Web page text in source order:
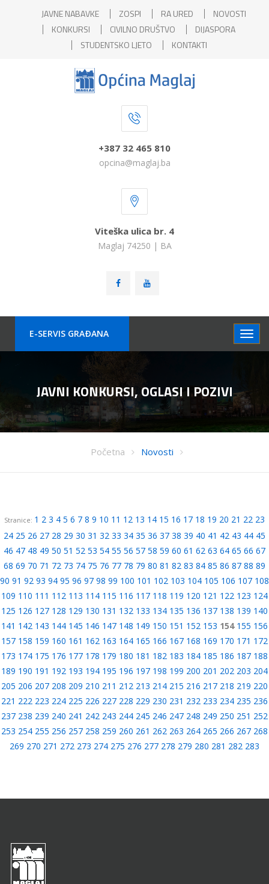
JAVNE NABAVKE ZOSPI RA URED
NOVOSTI
KONKURSI
CIVILNO DRUŠTVO
DIJASPORA
STUDENTSKO LJETO
KONTAKTI
+387 32 465 810
opcina@maglaj.ba
Viteška ulica br. 4
Maglaj 74250 | BA
E-SERVIS GRAÐANA
JAVNI KONKURSI, OGLASI I POZIVI
Početna Novosti
Stranice: 1 2 3 4 5 6 7 8 9 10 11 12 13 14 15 16 17 18 19 20 21 22 23
24 25 26 27 28 29 30 31 32 33 34 35 36 37 38 39 40 41 42 43 44 45
46 47 48 49 50 51 52 53 54 55 56 57 58 59 60 61 62 63 64 65 66 67
68 69 70 71 72 73 74 75 76 77 78 79 80 81 82 83 84 85 86 87 88 89
90 91 92 93 94 95 96 97 98 99 100 101 102 103 104 105 106 107 108
109 110 111 112 113 114 115 116 117 118 119 120 121 122 123 124
125 126 127 128 129 130 131 132 133 134 135 136 137 138 139 140
141 142 143 144 145 146 147 148 149 150 151 152 153 154 155 156
157 158 159 160 161 162 163 164 165 166 167 168 169 170 171 172
173 174 175 176 177 178 179 180 181 182 183 184 185 186 187 188
189 190 191 192 193 194 195 196 197 198 199 200 201 202 203 204
205 206 207 208 209 210 211 212 213 214 215 216 217 218 219 220
221 222 223 224 225 226 227 228 229 230 231 232 233 234 235 236
237 238 239 240 241 242 243 244 245 246 247 248 249 250 251 252
253 254 255 256 257 258 259 260 261 262 263 264 265 266 267 268
269 270 271 272 273 274 275 276 277 278 279 280 281 282 283